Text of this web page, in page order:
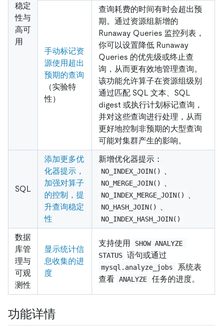
稳定
性与
高可
用
手动标记资
源使用超出
预期的查询
（实验特
性）
查询耗费的时间有时会超出预
期。通过资源组新增的
Runaway Queries 监控列表，
你可以设置降低 Runaway
Queries 的优先级或终止查
询，从而更有效地管理查询。
该功能允许算子在资源组级别
通过匹配 SQL 文本、SQL
digest 或执行计划标记查询，
并对这些查询进行处理，从而
更好地控制非预期的大型查询
可能对集群产生的影响。
SQL
添加更多优
化器提示，
加强对算子
的控制，提
升查询稳定
性
新增优化器提示：
NO_INDEX_JOIN()
NO_MERGE_JOIN()
NO_INDEX_MERGE_JOIN()
NO_HASH_JOIN()
NO_INDEX_HASH_JOIN()
数据
库管
理与
可观
测性
显示统计信
息收集的进
度
支持使用
SHOW ANALYZE
STATUS 语句或通过
mysql.analyze_jobs
系统表
查看 ANALYZE 任务的进度。
功能详情